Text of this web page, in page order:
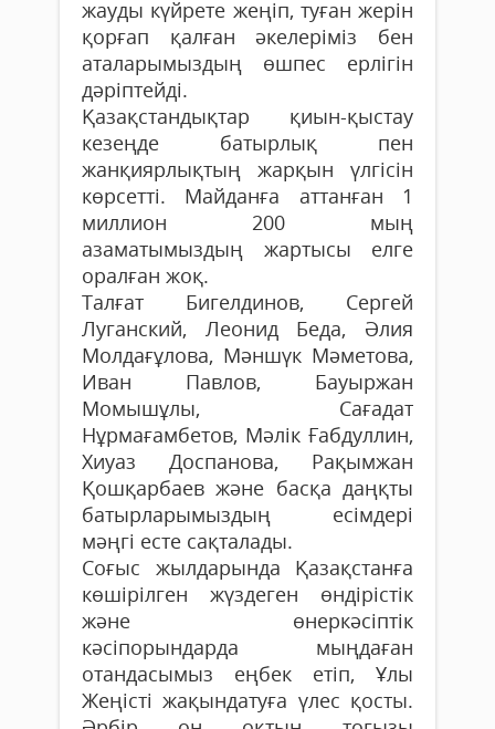
жауды күйрете жеңіп, туған жерін
қорғап қалған әкелеріміз бен
аталарымыздың өшпес ерлігін
дәріптейді.
Қазақстандықтар қиын-қыстау
кезеңде батырлық пен
жанқиярлықтың жарқын үлгісін
көрсетті. Майданға аттанған 1
миллион 200 мың
азаматымыздың жартысы елге
оралған жоқ.
Талғат Бигелдинов, Сергей
Луганский, Леонид Беда, Әлия
Молдағұлова, Мәншүк Мәметова,
Иван Павлов, Бауыржан
Момышұлы, Сағадат
Нұрмағамбетов, Мәлік Ғабдуллин,
Хиуаз Доспанова, Рақымжан
Қошқарбаев және басқа даңқты
батырларымыздың есімдері
мәңгі есте сақталады.
Соғыс жылдарында Қазақстанға
көшірілген жүздеген өндірістік
және өнеркәсіптік
кәсіпорындарда мыңдаған
отандасымыз еңбек етіп, Ұлы
Жеңісті жақындатуға үлес қосты.